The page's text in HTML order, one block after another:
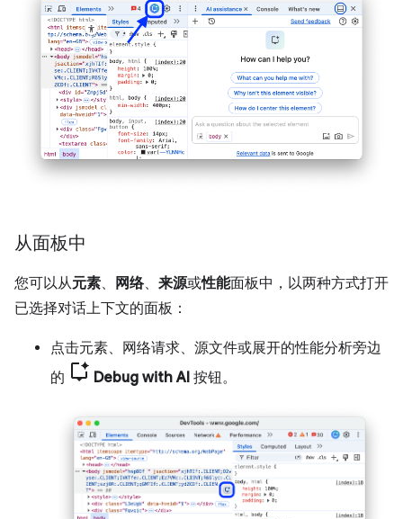
从面板中
您可以从元素、 网络、 来源或性能面板中，以两种方式打开
已选择对话上下文的面板：
点击元素、网络请求、源文件或展开的性能分析旁边
的
Debug with AI 按钮。